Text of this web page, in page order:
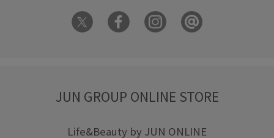
JUN GROUP ONLINE STORE
Life&Beauty by JUN ONLINE